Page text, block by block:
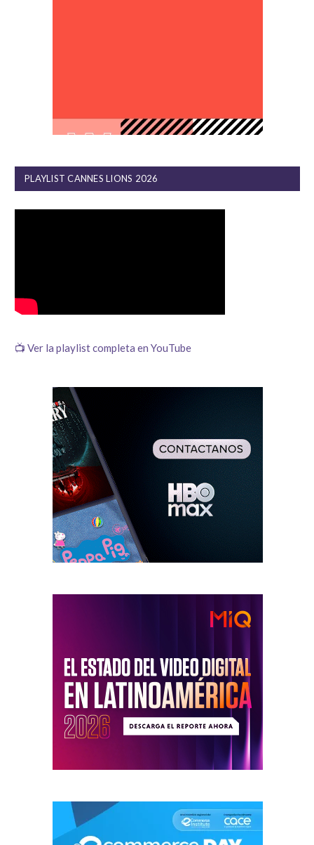
PLAYLIST CANNES LIONS 2026
📺 Ver la playlist completa en YouTube